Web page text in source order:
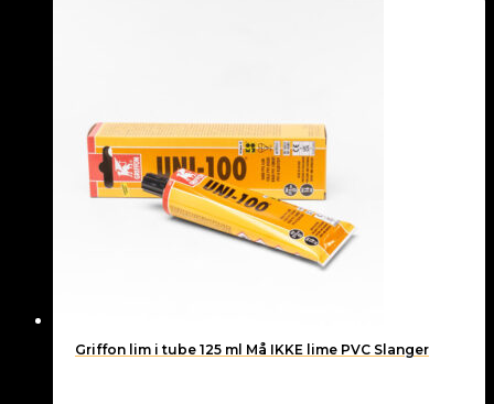
Griffon lim i tube 125 ml Må IKKE lime PVC Slanger